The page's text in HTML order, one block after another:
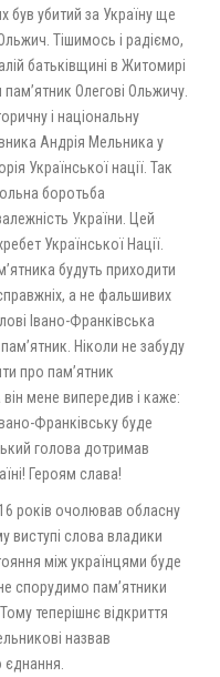
був убитий за Україну ще
Тішимось і радіємо,
батьківщині в Житомирі
Олегові Ольжичу.
і національну
Андрія Мельника у
Української нації. Так
боротьба
України. Цей
Української Нації.
будуть приходити
а не фальшивих
Івано-Франківська
Ніколи не забуду
про пам’ятник
мене випередив і каже:
Франківську буде
голова дотримав
Героям слава!
років очолював обласну
виступі слова владики
між українцями буде
спорудимо пам’ятники
теперішнє відкриття
назвав
єднання.